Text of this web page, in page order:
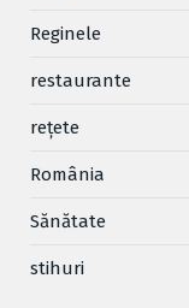
Reginele
restaurante
reţete
România
Sănătate
stihuri